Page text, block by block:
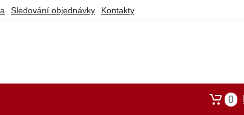
Sledování objednávky Kontakty
0